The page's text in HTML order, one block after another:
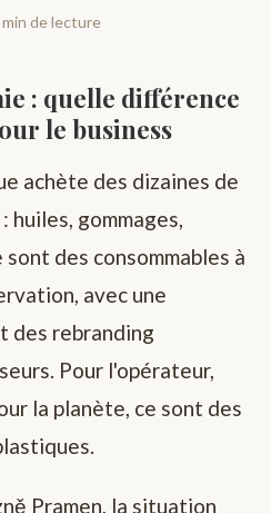
min de lecture
: quelle différence
le business
achète des dizaines de
huiles, gommages,
des consommables à
avec une
des rebranding
Pour l'opérateur,
la planète, ce sont des
Pramen, la situation